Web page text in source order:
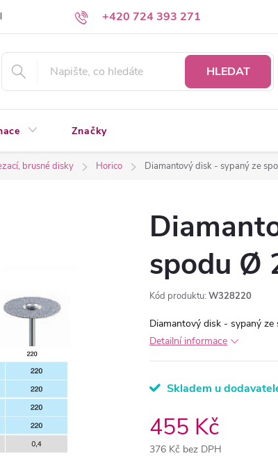
+420 724 393 271
a nenacházíte? Napište nám
HLEDAT
Značky
brusné disky Horico Diamantový disk - sypaný ze
spodu Ø
Kód produktu: W328220
Diamantový disk - sypaný
Detailní informace
Skladem u
455 Kč
376 Kč bez DPH